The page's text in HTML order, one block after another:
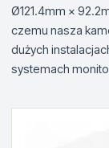
Ø121.4mm ×
czemu nasza
dużych
systemach